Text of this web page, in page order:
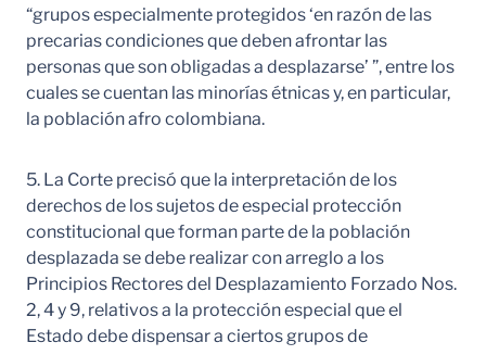
“grupos especialmente protegidos ‘en razón de las
precarias condiciones que deben afrontar las
personas que son obligadas a desplazarse’ ”, entre los
cuales se cuentan las minorías étnicas y, en particular,
la población afro colombiana.
5. La Corte precisó que la interpretación de los
derechos de los sujetos de especial protección
constitucional que forman parte de la población
desplazada se debe realizar con arreglo a los
Principios Rectores del Desplazamiento Forzado Nos.
2, 4 y 9, relativos a la protección especial que el
Estado debe dispensar a ciertos grupos de